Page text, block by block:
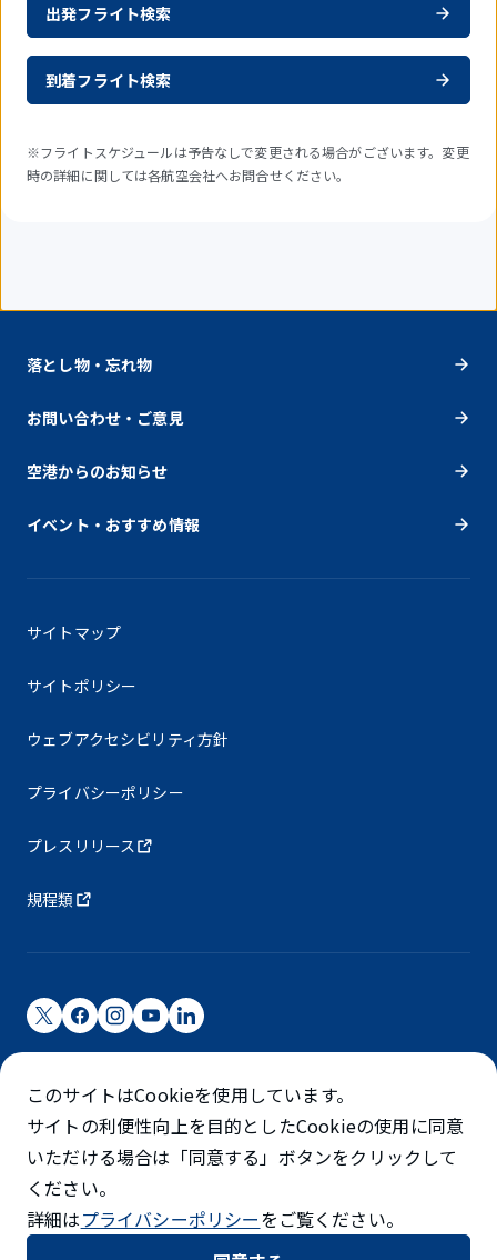
出発フライト検索
到着フライト検索
※フライトスケジュールは予告なしで変更される場合がございます。変更
時の詳細に関しては各航空会社へお問合せください。
落とし物・忘れ物
お問い合わせ・ご意見
空港からのお知らせ
イベント・おすすめ情報
サイトマップ
サイトポリシー
ウェブアクセシビリティ方針
プライバシーポリシー
プレスリリース
規程類
成田国際空港株式会社
成田国際空港は成田国際空港㈱（NAA）が運営しています
©NARITA INTERNATIONAL AIRPORT CORPORATION
SKYTRAX
5スターエアポート
このサイトはCookieを使用しています。
サイトの利便性向上を目的としたCookieの使用に同意
いただける場合は「同意する」ボタンをクリックして
ください。
詳細はプライバシーポリシーをご覧ください。